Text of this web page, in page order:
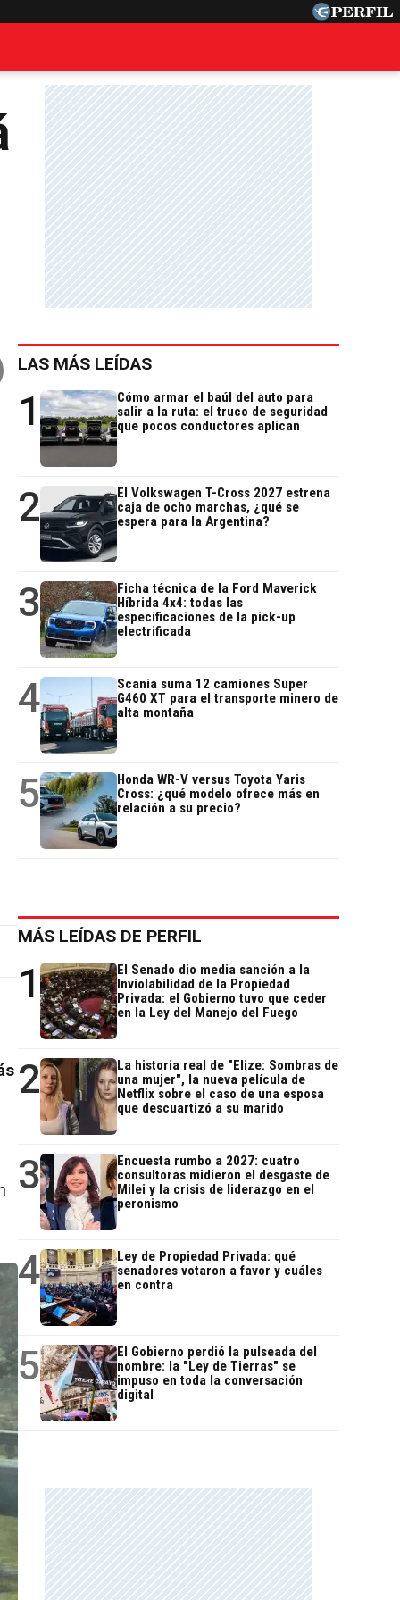
LAS MÁS LEÍDAS
1
Cómo armar el baúl del auto para
salir a la ruta: el truco de seguridad
que pocos conductores aplican
2
El Volkswagen T-Cross 2027 estrena
caja de ocho marchas, ¿qué se
espera para la Argentina?
3
Ficha técnica de la Ford Maverick
Híbrida 4x4: todas las
especificaciones de la pick-up
electrificada
4
Scania suma 12 camiones Super
G460 XT para el transporte minero de
alta montaña
5
Honda WR-V versus Toyota Yaris
Cross: ¿qué modelo ofrece más en
relación a su precio?
MÁS LEÍDAS DE PERFIL
1
El Senado dio media sanción a la
Inviolabilidad de la Propiedad
Privada: el Gobierno tuvo que ceder
en la Ley del Manejo del Fuego
2
La historia real de "Elize: Sombras de
una mujer", la nueva película de
Netflix sobre el caso de una esposa
que descuartizó a su marido
3
Encuesta rumbo a 2027: cuatro
consultoras midieron el desgaste de
Milei y la crisis de liderazgo en el
peronismo
4
Ley de Propiedad Privada: qué
senadores votaron a favor y cuáles
en contra
5
El Gobierno perdió la pulseada del
nombre: la "Ley de Tierras" se
impuso en toda la conversación
digital